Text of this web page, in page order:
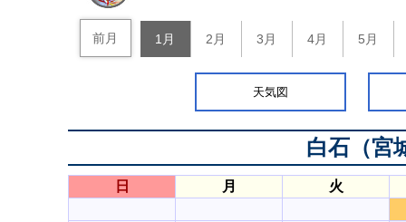
前月 1月 2月 3月 4月 5月
天気図
白石（宮
日 月 火